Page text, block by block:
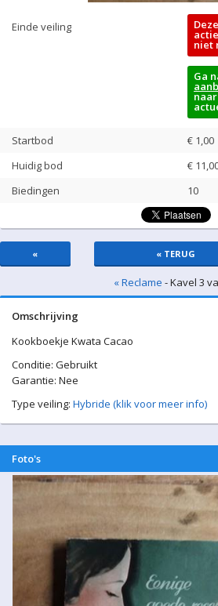
Einde veiling
niet
Ga
Startbod
€ 1,00
Huidig bod
€
Biedingen
10
« « TERUG
« Reclame - Kavel 3
Omschrijving
Kookboekje Kwata Cacao
Conditie: Gebruikt
Garantie: Nee
Type veiling: Hybride (klik voor meer info)
Foto's